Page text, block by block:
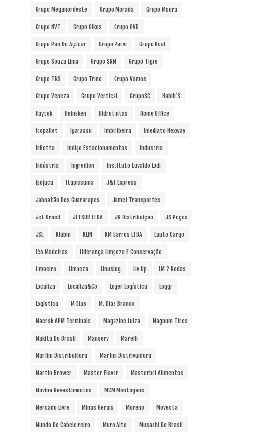
Grupo Meganordeste Grupo Morada Grupo Moura
Grupo NVT Grupo Oikos Grupo OVD
Grupo Pão De Açúcar Grupo Parvi Grupo Real
Grupo Souza Lima Grupo SRM Grupo Tigre
Grupo TNS Grupo Trino Grupo Vamos
Grupo Veneza Grupo Vertical GrupoSC Habib´s
Haytek Heineken Hidrotintas Home Office
Icopallet Igarassu Imbiribeira Imediato Nexway
InBetta Indigo Estacionamentos Industria
Indústria Ingredion Instituto Euvaldo Lodi
Ipojuca Itapissuma J&T Express
Jaboatão Dos Guararapes Jamef Transportes
Jet Brasil JETSHR LTDA JR Distribuição JS Peças
JSL Klabin KLIN KM Barros LTDA Lauto Cargo
Léo Madeiras Liderança Limpeza E Conservação
Limoeiro Limpeza LinusLog Liv Up LM 2 Rodas
Localiza Localiza&Co Loger Logística Loggi
Logística M Dias M. Dias Branco
Maersk APM Terminals Magazine Luiza Magnum Tires
Makita Do Brasil Manserv Marelli
Marfim Distribuidora Marfim Distrivuidora
Martin Brower Master Flavor Masterboi Alimentos
Mavine Revestimentos MCM Montagens
Mercado Livre Minas Gerais Moreno Movecta
Mundo Do Cabeleireiro Muro Alto Musashi Do Brasil